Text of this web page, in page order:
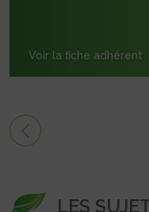
Voir la fiche adhérent
LES